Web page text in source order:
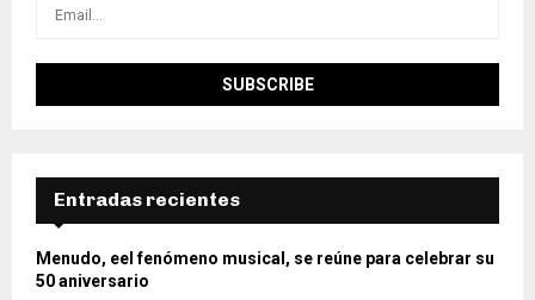
Entradas recientes
Menudo, eel fenómeno musical, se reúne para celebrar su
50 aniversario